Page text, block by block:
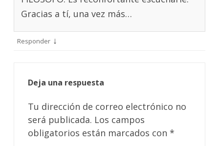
Gracias a tí, una vez más…
Responder ↓
Deja una respuesta
Tu dirección de correo electrónico no
será publicada. Los campos
obligatorios están marcados con *